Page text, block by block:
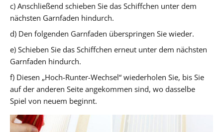
c) Anschließend schieben Sie das Schiffchen unter dem
nächsten Garnfaden hindurch.
d) Den folgenden Garnfaden überspringen Sie wieder.
e) Schieben Sie das Schiffchen erneut unter dem nächsten
Garnfaden hindurch.
f) Diesen „Hoch-Runter-Wechsel“ wiederholen Sie, bis Sie
auf der anderen Seite angekommen sind, wo dasselbe
Spiel von neuem beginnt.